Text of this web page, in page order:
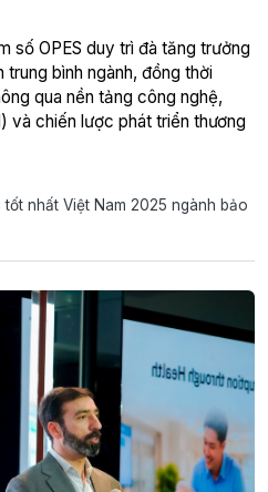
số OPES duy trì đà tăng trưởng
bình ngành, đồng thời
qua nền tảng công nghệ,
và chiến lược phát triển thương
nhất Việt Nam 2025 ngành bảo